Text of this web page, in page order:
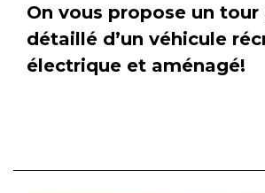
On vous propose un
détaillé d’un véhicule
électrique et aménagé!